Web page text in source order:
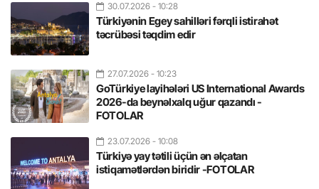
30.07.2026 - 10:28
Türkiyənin Egey sahilləri fərqli istirahət
təcrübəsi təqdim edir
27.07.2026 - 10:23
GoTürkiye layihələri US International Awards
2026-da beynəlxalq uğur qazandı -
FOTOLAR
23.07.2026 - 10:08
Türkiyə yay tətili üçün ən əlçatan
istiqamətlərdən biridir -FOTOLAR